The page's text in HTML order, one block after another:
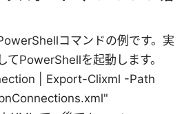
コマンドの例です。実
てPowerShellを起動します。
| Export-Clixml -Path